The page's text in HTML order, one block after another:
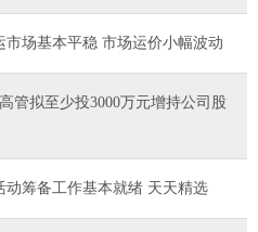
市场基本平稳 市场运价小幅波动
管拟至少投3000万元增持公司股
筹备工作基本就绪 天天精选